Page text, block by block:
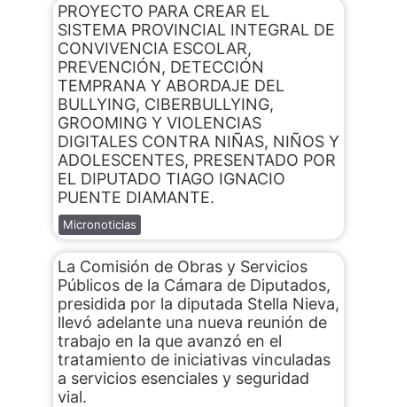
PROYECTO PARA CREAR EL
SISTEMA PROVINCIAL INTEGRAL DE
CONVIVENCIA ESCOLAR,
PREVENCIÓN, DETECCIÓN
TEMPRANA Y ABORDAJE DEL
BULLYING, CIBERBULLYING,
GROOMING Y VIOLENCIAS
DIGITALES CONTRA NIÑAS, NIÑOS Y
ADOLESCENTES, PRESENTADO POR
EL DIPUTADO TIAGO IGNACIO
PUENTE DIAMANTE.
Micronoticias
La Comisión de Obras y Servicios
Públicos de la Cámara de Diputados,
presidida por la diputada Stella Nieva,
llevó adelante una nueva reunión de
trabajo en la que avanzó en el
tratamiento de iniciativas vinculadas
a servicios esenciales y seguridad
vial.